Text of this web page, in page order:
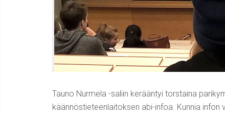
Tauno Nurmela -saliin kerääntyi torstaina
käännöstieteenlaitoksen abi-infoa. Kunnia